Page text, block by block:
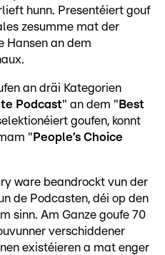
hunn. Presentéiert gouf
zesumme mat der
Hansen an dem
an dräi Kategorien
Podcast" an dem " Best
goufen, konnt
" People’s Choice
ware beandrockt vun der
de Podcasten, déi op den
sinn. Am Ganze goufe 70
verschiddener
existéieren a mat enger